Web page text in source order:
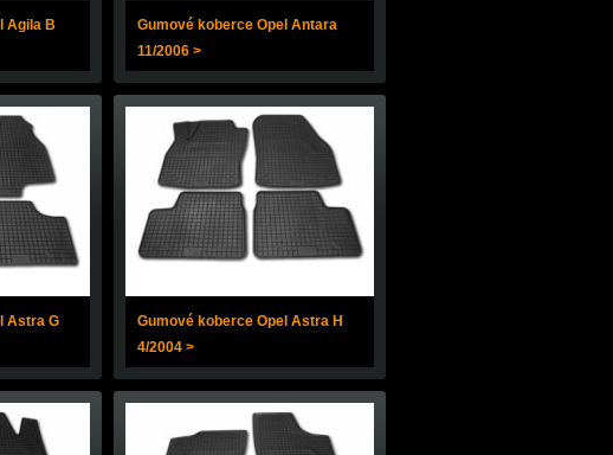
Agila B
Gumové koberce Opel Antara
11/2006 >
Astra G
Gumové koberce Opel Astra H
4/2004 >